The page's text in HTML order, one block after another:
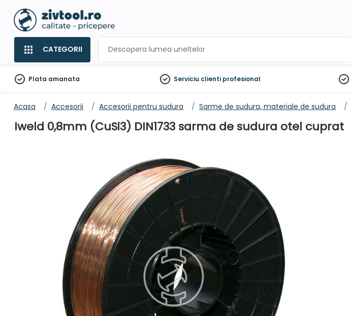
CATEGORII
Plata amanata Serviciu clienti profesional
Acasa Accesorii Accesorii pentru sudura Sarme de sudura, materiale de sudura
Iweld 0,8mm (CuSi3) DIN1733 sarma de sudura otel cuprat